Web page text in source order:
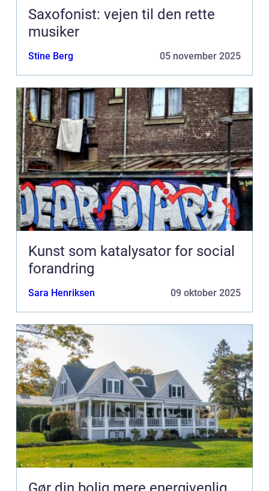
Saxofonist: vejen til den rette
musiker
Stine Berg 05 november 2025
Kunst som katalysator for social
forandring
Sara Henriksen 09 oktober 2025